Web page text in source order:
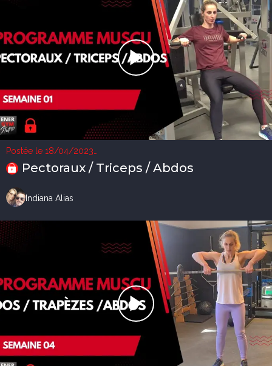
Postée le 18/04/2023
4 vuesPectoraux / Triceps / Abdos
Indiana Alias